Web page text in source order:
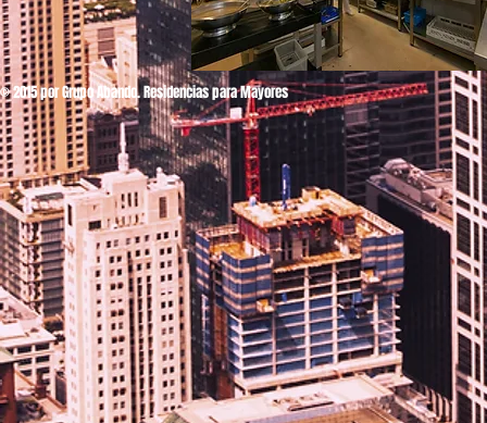
© 2015 por Grupo Abando. Residencias para Mayores